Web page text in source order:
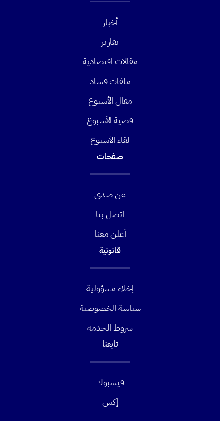
أخبار
تقارير
مقالات اقتصادية
ملفات فساد
مقال الأسبوع
قضية الأسبوع
لقاء الأسبوع
صفحات
عن صدى
اتصل بنا
أعلن معنا
قانونية
إخلاء مسؤولية
سياسة الخصوصية
شروط الخدمة
تابعنا
فيسبوك
إكس